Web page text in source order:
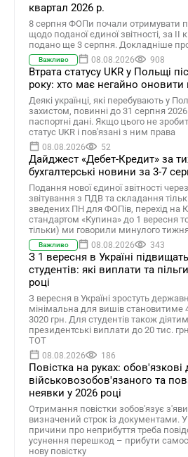
квартал 2026 р.
8 серпня ФОПи почали отримувати
щодо поданої єдиної звітності, за ІІ
подано ще 3 серпня. Докладніше
Важливо 08.08.2026 908
Втрата статусу UKR у Польщі
року: хто має негайно оновити
Деякі українці, які перебувають у
захистом, повинні до 31 серпня
паспортні дані. Якщо цього не
статус UKR і пов'язані з ним права
08.08.2026 52
Дайджест «Дебет-Кредит» за
бухгалтерські новини за 3-7
Подання нової єдиної звітності
звітування з ПДВ та складання
зведених ПН для ФОПів, перехід на
стандартом «Купина» до 1 вересня
тільки) ми говорили минулого тижня
Важливо 08.08.2026 343
З 1 вересня в Україні
студентів: які виплати та
році
З вересня в Україні зростуть
мінімальна для вишів становитиме
3020 грн. Для студентів також
президентські виплати до 20 тис.
ТОТ
08.08.2026 186
Повістка на руках: обов'язкові
військовозобов'язаного та
неявки у 2026 році
Отримання повістки зобов'язує
визначений строк із документами. У
причини про неприбуття треба
усунення перешкод – прибути
нову повістку